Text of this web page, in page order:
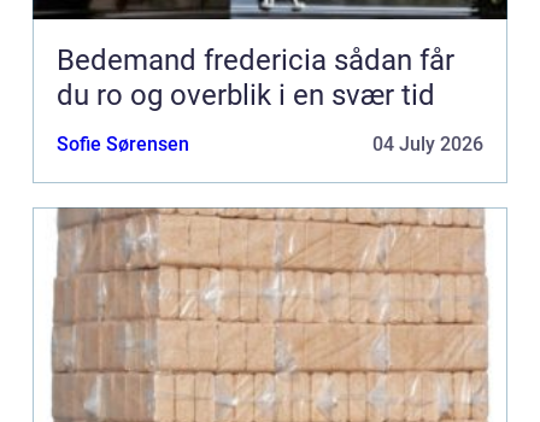
Bedemand fredericia sådan får
du ro og overblik i en svær tid
Sofie Sørensen 04 July 2026